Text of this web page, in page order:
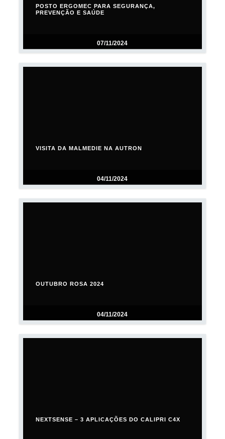
07/11/2024
POSTO ERGOMEC PARA SEGURANÇA,
PREVENÇÃO E SAÚDE
04/11/2024
VISITA DA MALMEDIE NA AUTRON
04/11/2024
OUTUBRO ROSA 2024
NEXTSENSE – 3 APLICAÇÕES DO CALIPRI C4X